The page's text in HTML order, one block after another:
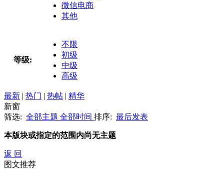
微信电商
其他
等级:
不限
初级
中级
高级
最新 | 热门 | 热帖 | 精华
新窗
筛选: 全部主题 全部时间 排序: 最后发表
本版块或指定的范围内尚无主题
返 回
图文推荐